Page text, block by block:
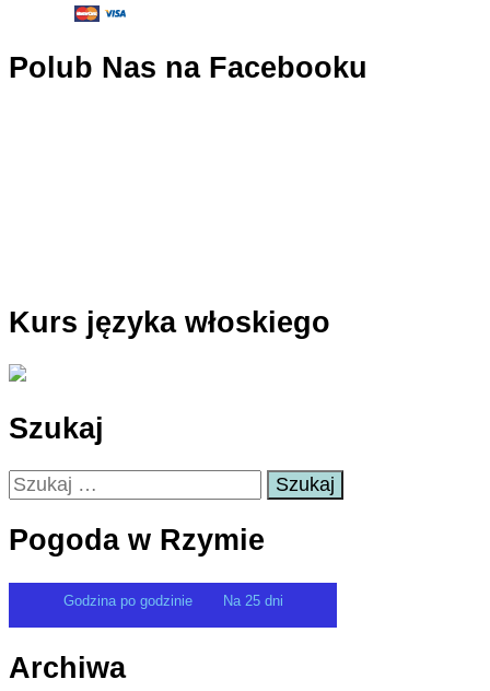
Polub Nas na Facebooku
Kurs języka włoskiego
Szukaj
Szukaj:
Pogoda w Rzymie
Godzina po godzinie Na 25 dni
Archiwa